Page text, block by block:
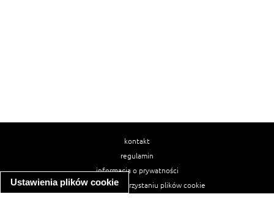
Ustawienia plików cookie
kontakt
regulamin
informacja o prywatności
informacja o wykorzystaniu plików cookie